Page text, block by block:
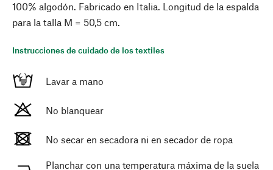
100% algodón. Fabricado en Italia. Longitud de la espalda
para la talla M = 50,5 cm.
Instrucciones de cuidado de los textiles
Lavar a mano
No blanquear
No secar en secadora ni en secador de ropa
Planchar con una temperatura máxima de la suela